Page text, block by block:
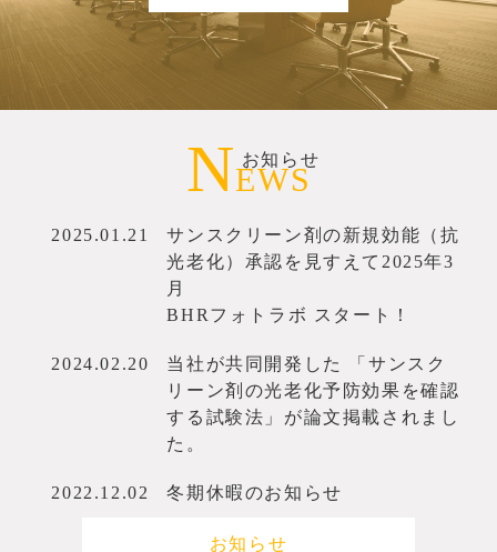
NEWS
お知らせ
2025.01.21
サンスクリーン剤の新規効能（抗
光老化）承認を見すえて2025年3
月
BHRフォトラボ スタート！
2024.02.20
当社が共同開発した 「サンスク
リーン剤の光老化予防効果を確認
する試験法」が論文掲載されまし
た。
2022.12.02 冬期休暇のお知らせ
お知らせ